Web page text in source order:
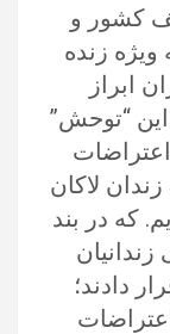
کشور و
زنده
ابراز
“توحش”
لاکان
که در بند
دادند؛